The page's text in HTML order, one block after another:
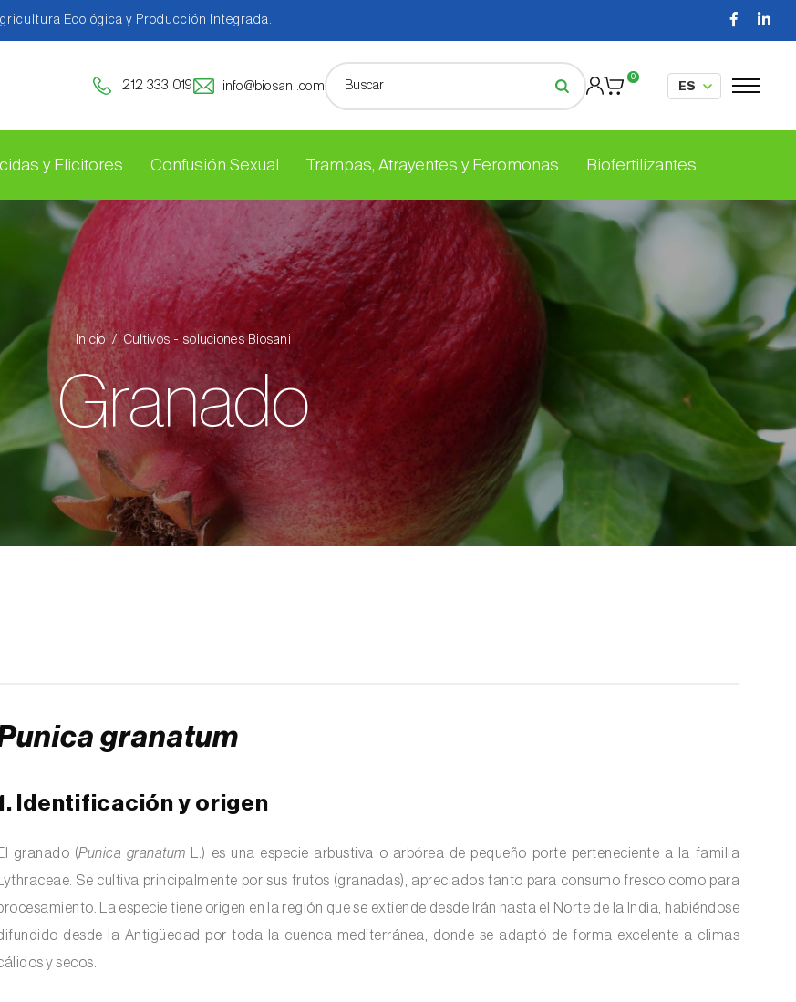
Ecológica y Producción Integrada.
212 333 019 info@biosani.com
0
y Elicitores Confusión Sexual Trampas, Atrayentes y Feromonas Biofertilizantes
Inicio Cultivos - soluciones Biosani
Granado
granatum
Identificación y origen
granado (Punica granatum L.) es una especie arbustiva o arbórea de pequeño porte perteneciente a la familia
Lythraceae. Se cultiva principalmente por sus frutos (granadas), apreciados tanto para consumo fresco como para
La especie tiene origen en la región que se extiende desde Irán hasta el Norte de la India, habiéndose
desde la Antigüedad por toda la cuenca mediterránea, donde se adaptó de forma excelente a climas
y secos.